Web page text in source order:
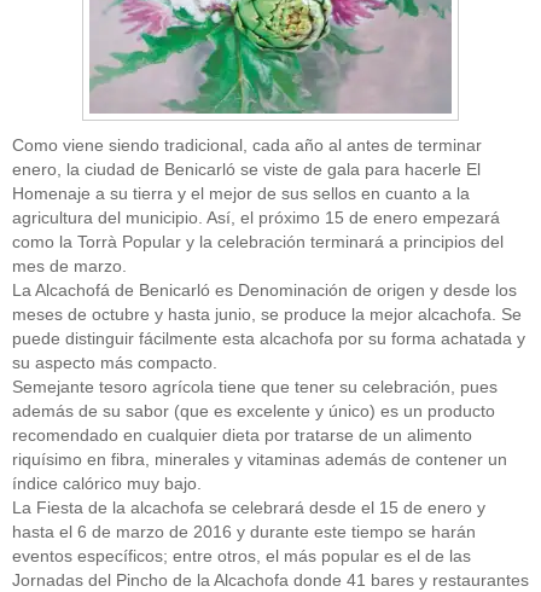
Como viene siendo tradicional, cada año al antes de terminar
enero, la ciudad de Benicarló se viste de gala para hacerle El
Homenaje a su tierra y el mejor de sus sellos en cuanto a la
agricultura del municipio. Así, el próximo 15 de enero empezará
como la Torrà Popular y la celebración terminará a principios del
mes de marzo.
La Alcachofá de Benicarló es Denominación de origen y desde los
meses de octubre y hasta junio, se produce la mejor alcachofa. Se
puede distinguir fácilmente esta alcachofa por su forma achatada y
su aspecto más compacto.
Semejante tesoro agrícola tiene que tener su celebración, pues
además de su sabor (que es excelente y único) es un producto
recomendado en cualquier dieta por tratarse de un alimento
riquísimo en fibra, minerales y vitaminas además de contener un
índice calórico muy bajo.
La Fiesta de la alcachofa se celebrará desde el 15 de enero y
hasta el 6 de marzo de 2016 y durante este tiempo se harán
eventos específicos; entre otros, el más popular es el de las
Jornadas del Pincho de la Alcachofa donde 41 bares y restaurantes